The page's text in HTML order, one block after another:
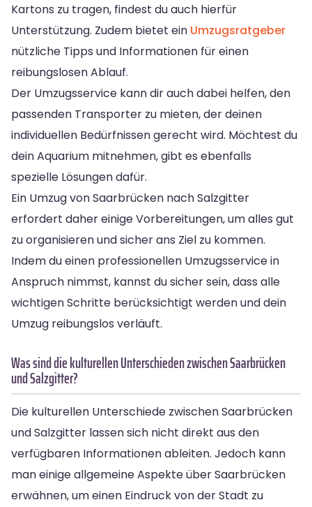
Kartons zu tragen, findest du auch hierfür
Unterstützung. Zudem bietet ein Umzugsratgeber
nützliche Tipps und Informationen für einen
reibungslosen Ablauf.
Der Umzugsservice kann dir auch dabei helfen, den
passenden Transporter zu mieten, der deinen
individuellen Bedürfnissen gerecht wird. Möchtest du
dein Aquarium mitnehmen, gibt es ebenfalls
spezielle Lösungen dafür.
Ein Umzug von Saarbrücken nach Salzgitter
erfordert daher einige Vorbereitungen, um alles gut
zu organisieren und sicher ans Ziel zu kommen.
Indem du einen professionellen Umzugsservice in
Anspruch nimmst, kannst du sicher sein, dass alle
wichtigen Schritte berücksichtigt werden und dein
Umzug reibungslos verläuft.
Was sind die kulturellen Unterschieden zwischen Saarbrücken
und Salzgitter?
Die kulturellen Unterschiede zwischen Saarbrücken
und Salzgitter lassen sich nicht direkt aus den
verfügbaren Informationen ableiten. Jedoch kann
man einige allgemeine Aspekte über Saarbrücken
erwähnen, um einen Eindruck von der Stadt zu